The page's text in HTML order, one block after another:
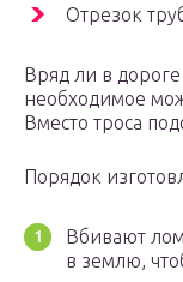
Отрезок
Вряд ли в
необходимое
Вместо троса
Порядок
Вбивают
в землю,